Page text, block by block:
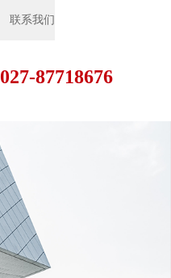
联系我们
027-87718676